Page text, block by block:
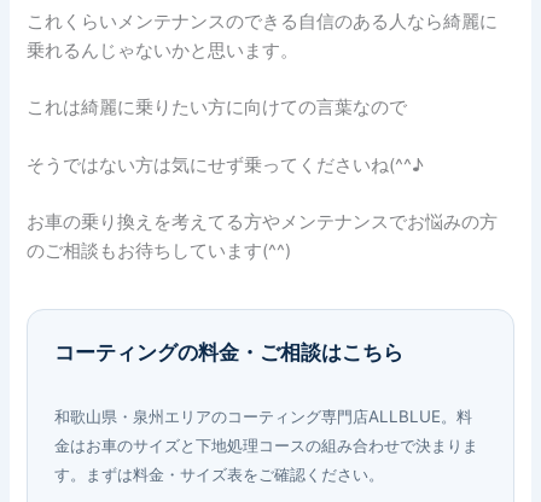
これくらいメンテナンスのできる自信のある人なら綺麗に
乗れるんじゃないかと思います。
これは綺麗に乗りたい方に向けての言葉なので
そうではない方は気にせず乗ってくださいね(^^♪
お車の乗り換えを考えてる方やメンテナンスでお悩みの方
のご相談もお待ちしています(^^)
コーティングの料金・ご相談はこちら
和歌山県・泉州エリアのコーティング専門店ALLBLUE。料
金はお車のサイズと下地処理コースの組み合わせで決まりま
す。まずは料金・サイズ表をご確認ください。